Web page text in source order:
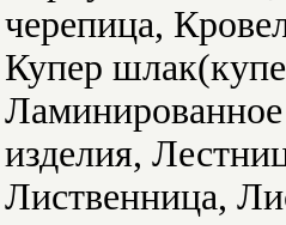
черепица,
Купер
изделия,
Лиственница,